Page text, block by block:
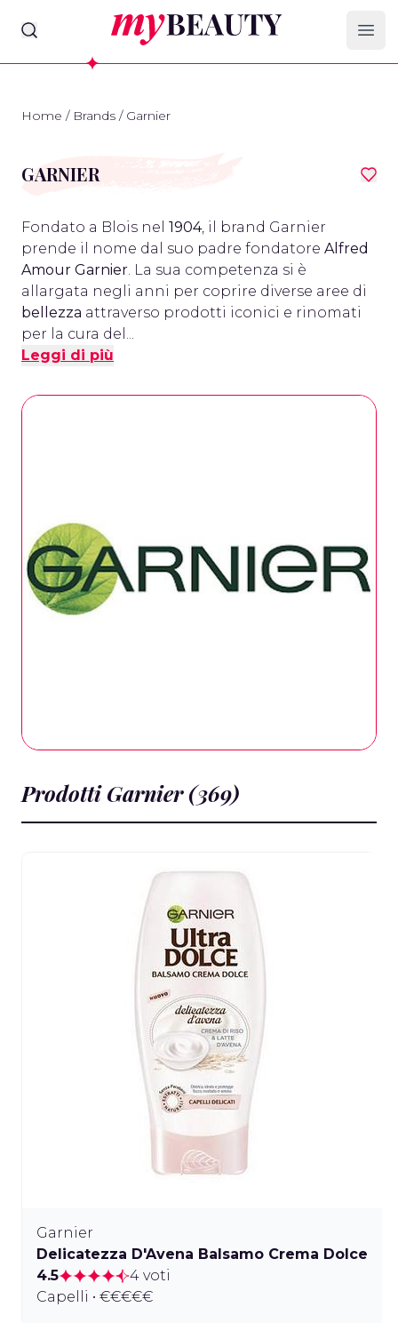
myBeauty
Home / Brands / Garnier
GARNIER
Fondato a Blois nel 1904, il brand Garnier
prende il nome dal suo padre fondatore Alfred
Amour Garnier. La sua competenza si è
allargata negli anni per coprire diverse aree di
bellezza attraverso prodotti iconici e rinomati
per la cura del...
Leggi di più
Prodotti Garnier (369)
Garnier
Delicatezza D'Avena Balsamo Crema Dolce
4.5
4 voti
Capelli • €€€€€